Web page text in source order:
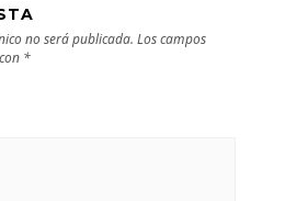
no será publicada. Los campos
*